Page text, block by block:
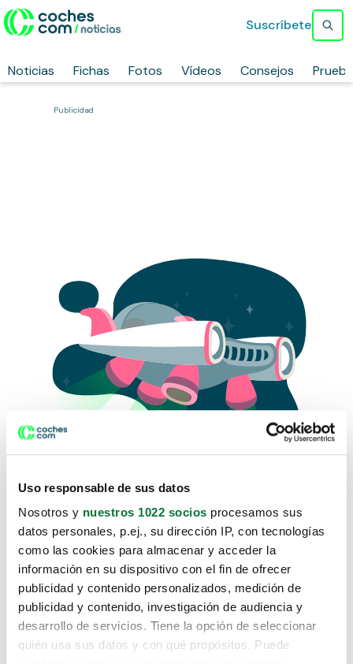
Uso responsable de sus datos
Nosotros y nuestros 1022 socios procesamos sus
datos personales, p.ej., su dirección IP, con tecnologías
como las cookies para almacenar y acceder la
información en su dispositivo con el fin de ofrecer
publicidad y contenido personalizados, medición de
publicidad y contenido, investigación de audiencia y
desarrollo de servicios. Tiene la opción de seleccionar
quién usa sus datos y con qué propósitos. Puede
Noticias Fichas Fotos Vídeos Consejos
Suscríbete
Publicidad
Lo sentimos, no sabemos como
te hemos traido hasta aquí.
Pero puedes encontrar el coche que estás
buscando en alguno de estos enlaces: